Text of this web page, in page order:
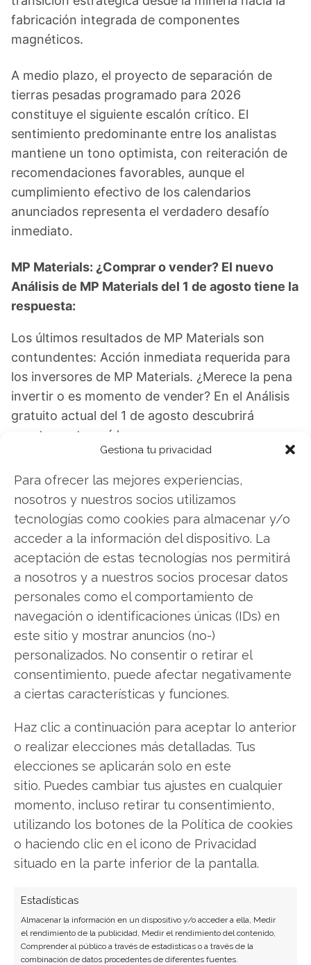
Gestiona tu privacidad
Para ofrecer las mejores experiencias,
nosotros y nuestros socios utilizamos
tecnologías como cookies para almacenar y/o
acceder a la información del dispositivo. La
aceptación de estas tecnologías nos permitirá
a nosotros y a nuestros socios procesar datos
personales como el comportamiento de
navegación o identificaciones únicas (IDs) en
este sitio y mostrar anuncios (no-)
personalizados. No consentir o retirar el
consentimiento, puede afectar negativamente
a ciertas características y funciones.
Haz clic a continuación para aceptar lo anterior
o realizar elecciones más detalladas. Tus
elecciones se aplicarán solo en este
sitio. Puedes cambiar tus ajustes en cualquier
momento, incluso retirar tu consentimiento,
utilizando los botones de la Política de cookies
o haciendo clic en el icono de Privacidad
situado en la parte inferior de la pantalla.
Estadísticas
Almacenar la información en un dispositivo y/o acceder a ella, Medir
el rendimiento de la publicidad, Medir el rendimiento del contenido,
Comprender al público a través de estadísticas o a través de la
combinación de datos procedentes de diferentes fuentes.
fabricación integrada de componentes
magnéticos.
A medio plazo, el proyecto de separación de
tierras pesadas programado para 2026
constituye el siguiente escalón crítico. El
sentimiento predominante entre los analistas
mantiene un tono optimista, con reiteración de
recomendaciones favorables, aunque el
cumplimiento efectivo de los calendarios
anunciados representa el verdadero desafío
inmediato.
MP Materials: ¿Comprar o vender? El nuevo
Análisis de MP Materials del 1 de agosto tiene la
respuesta:
Los últimos resultados de MP Materials son
contundentes: Acción inmediata requerida para
los inversores de MP Materials. ¿Merece la pena
invertir o es momento de vender? En el Análisis
gratuito actual del 1 de agosto descubrirá
exactamente qué hacer.
aquí!
Compartir este artículo
Facebook
Copiar enlace
Periodista especializada en tecnología y
transformación digital con más de 8 años de
experiencia. Experta en inteligencia artificial,